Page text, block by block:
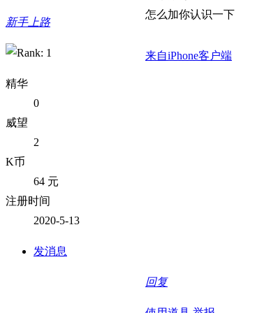
新手上路
精华
0
威望
2
K币
64 元
注册时间
2020-5-13
发消息
怎么加你认识一下
来自iPhone客户端
回复